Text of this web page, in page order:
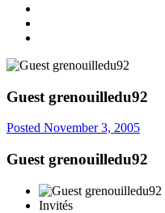
Guest grenouilledu92
Posted November 3, 2005
Guest grenouilledu92
Invités